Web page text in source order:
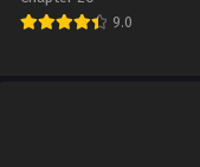
November 6, 2025
9.0